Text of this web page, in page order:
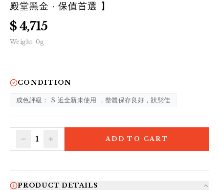
殿堂黑金 · 保值首選 】
$ 4,715
Weight: 0g
CONDITION
成色評級： S 近全新未使用 ，整體保存良好，狀態佳
1 ADD TO CART
PRODUCT DETAILS